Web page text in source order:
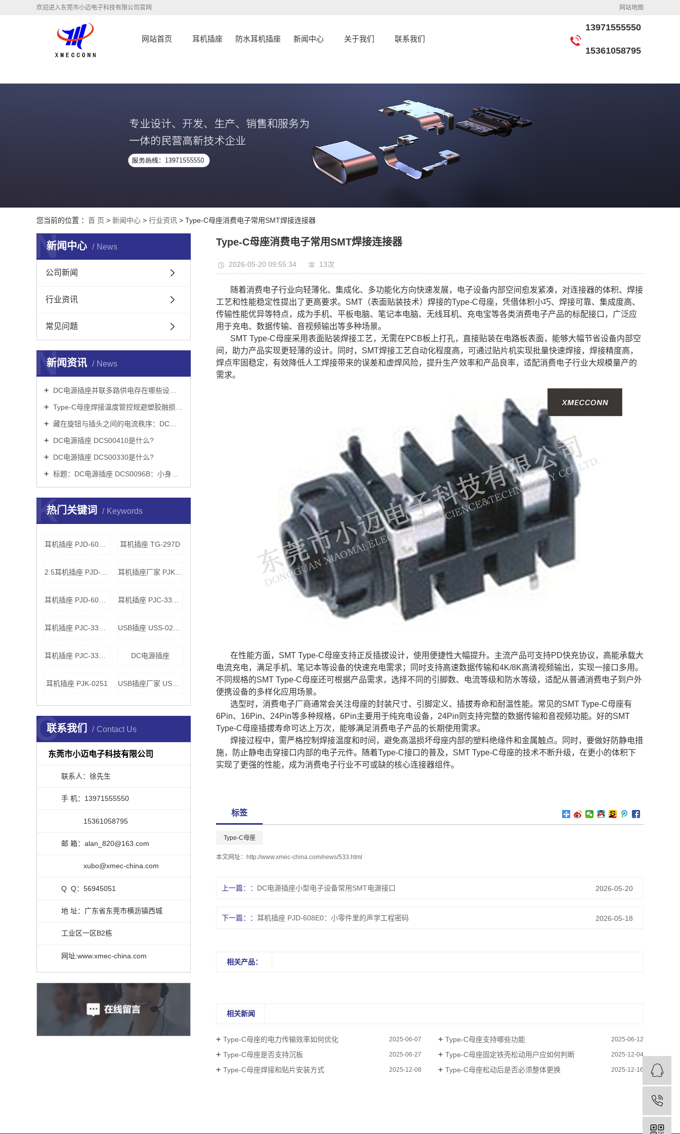
欢迎进入东莞市小迈电子科技有限公司官网 网站地图
网站首页 耳机插座 防水耳机插座 新闻中心 关于我们
认证证书
联系我们
13971555550
15361058795
您当前的位置 ： 首 页 > 新闻中心 > 行业资讯 > Type-C母座消费电子常用SMT焊接连接器
新闻中心 News
N
公司新闻
行业资讯
常见问题
新闻资讯 News
N
DC电源插座并联多路供电存在哪些设计隐患
Type-C母座焊接温度管控规避塑胶融损技巧
藏在旋钮与插头之间的电流秩序：DC电源插座 DCS00450 的微观*
DC电源插座 DCS00410是什么?
DC电源插座 DCS00330是什么?
标题：DC电源插座 DCS0096B：小身材背后的电气*与工业设计逻辑
热门关键词 Keywords
K
耳机插座 TG-297D
耳机插座厂家 PJK-519
DC电源插座
耳机插座 PJK-0251 USB插座厂家 USS-020040
联系我们 Contact Us
C
东莞市小迈电子科技有限公司
联系人：徐先生
手 机：13971555550
15361058795
邮 箱：alan_820@163.com
xubo@xmec-china.com
Q Q：56945051
地 址：广东省东莞市横沥镇西城
工业区一区B2栋
网址:www.xmec-china.com
Type-C母座消费电子常用SMT焊接连接器
2026-05-20 09:55:34 13次
随着消费电子行业向轻薄化、集成化、多功能化方向快速发展，电子设备内部空间愈发紧凑，对连接器的体积、焊接
工艺和性能稳定性提出了更高要求。SMT（表面贴装技术）焊接的Type-C母座，凭借体积小巧、焊接可靠、集成度高、
传输性能优异等特点，成为手机、平板电脑、笔记本电脑、无线耳机、充电宝等各类消费电子产品的标配接口，广泛应
用于充电、数据传输、音视频输出等多种场景。
SMT Type-C母座采用表面贴装焊接工艺，无需在PCB板上打孔，直接贴装在电路板表面，能够大幅节省设备内部空
间，助力产品实现更轻薄的设计。同时，SMT焊接工艺自动化程度高，可通过贴片机实现批量快速焊接，焊接精度高，
焊点牢固稳定，有效降低人工焊接带来的误差和虚焊风险，提升生产效率和产品良率，适配消费电子行业大规模量产的
需求。
在性能方面，SMT Type-C母座支持正反插拔设计，使用便捷性大幅提升。主流产品可支持PD快充协议，高能承载大
电流充电，满足手机、笔记本等设备的快速充电需求；同时支持高速数据传输和4K/8K高清视频输出，实现一接口多用。
不同规格的SMT Type-C母座还可根据产品需求，选择不同的引脚数、电流等级和防水等级，适配从普通消费电子到户外
便携设备的多样化应用场景。
选型时，消费电子厂商通常会关注母座的封装尺寸、引脚定义、插拔寿命和耐温性能。常见的SMT Type-C母座有
6Pin、16Pin、24Pin等多种规格，6Pin主要用于纯充电设备，24Pin则支持完整的数据传输和音视频功能。好的SMT
Type-C母座插拔寿命可达上万次，能够满足消费电子产品的长期使用需求。
焊接过程中，需严格控制焊接温度和时间，避免高温损坏母座内部的塑料绝缘件和金属触点。同时，要做好防静电措
施，防止静电击穿接口内部的电子元件。随着Type-C接口的普及，SMT Type-C母座的技术不断升级，在更小的体积下
实现了更强的性能，成为消费电子行业不可或缺的核心连接器组件。
标签
Type-C母座
本文网址： http://www.xmec-china.com/news/533.html
上一篇： DC电源插座小型电子设备常用SMT电源接口 2026-05-20
下一篇： 耳机插座 PJD-608E0：小零件里的声学工程密码 2026-05-18
相关产品：
相关新闻
Type-C母座的电力传输效率如何优化 2025-06-07 Type-C母座支持哪些功能 2025-06-12
Type-C母座是否支持沉板 2025-06-27 Type-C母座固定铁壳松动用户应如何判断 2025-12-04
Type-C母座焊接和贴片安装方式 2025-12-08 Type-C母座松动后是否必须整体更换 2025-12-16